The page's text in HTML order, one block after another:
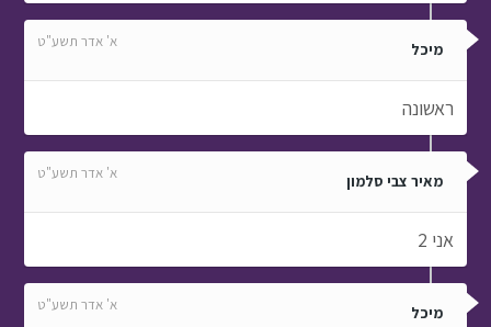
מיכל א' אדר תשע"ט
ראשונה
מאיר צבי סלמון א' אדר תשע"ט
אני 2
מיכל א' אדר תשע"ט